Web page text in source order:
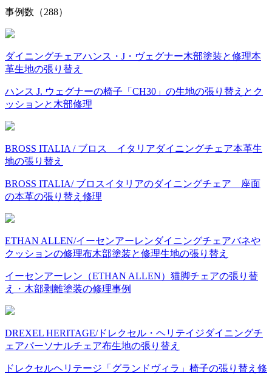
事例数（288）
ダイニングチェアハンス・J・ヴェグナー木部塗装と修理本
革生地の張り替え
ハンス J. ウェグナーの椅子「CH30」の生地の張り替えとク
ッションと木部修理
BROSS ITALIA / ブロス イタリアダイニングチェア本革生
地の張り替え
BROSS ITALIA/ ブロスイタリアのダイニングチェア 座面
の本革の張り替え修理
ETHAN ALLEN/イーセンアーレンダイニングチェアバネや
クッションの修理布木部塗装と修理生地の張り替え
イーセンアーレン（ETHAN ALLEN）猫脚チェアの張り替
え・木部剥離塗装の修理事例
DREXEL HERITAGE/ドレクセル・ヘリテイジダイニングチ
ェアパーソナルチェア布生地の張り替え
ドレクセルヘリテージ「グランドヴィラ」椅子の張り替え修